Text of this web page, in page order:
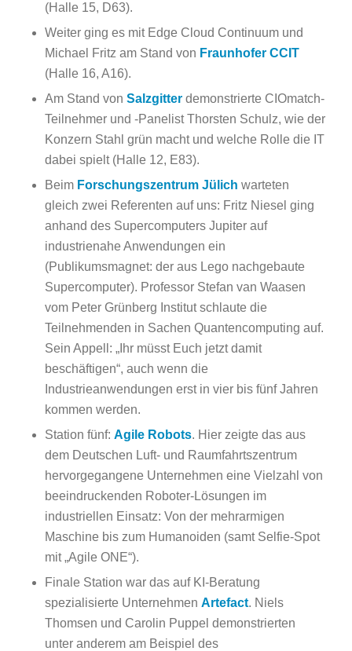
(Halle 15, D63).
Weiter ging es mit Edge Cloud Continuum und
Michael Fritz am Stand von Fraunhofer CCIT
(Halle 16, A16).
Am Stand von Salzgitterdemonstrierte CIOmatch-
Teilnehmer und -Panelist Thorsten Schulz, wie der
Konzern Stahl grün macht und welche Rolle die IT
dabei spielt (Halle 12, E83).
Beim Forschungszentrum Jülich warteten
gleich zwei Referenten auf uns: Fritz Niesel ging
anhand des Supercomputers Jupiter auf
industrienahe Anwendungen ein
(Publikumsmagnet: der aus Lego nachgebaute
Supercomputer). Professor Stefan van Waasen
vom Peter Grünberg Institut schlaute die
Teilnehmenden in Sachen Quantencomputing auf.
Sein Appell: „Ihr müsst Euch jetzt damit
beschäftigen“, auch wenn die
Industrieanwendungen erst in vier bis fünf Jahren
kommen werden.
Station fünf: Agile Robots. Hier zeigte das aus
dem Deutschen Luft- und Raumfahrtszentrum
hervorgegangene Unternehmen eine Vielzahl von
beeindruckenden Roboter-Lösungen im
industriellen Einsatz: Von der mehrarmigen
Maschine bis zum Humanoiden (samt Selfie-Spot
mit „Agile ONE“).
Finale Station war das auf KI-Beratung
spezialisierte Unternehmen Artefact. Niels
Thomsen und Carolin Puppel demonstrierten
unter anderem am Beispiel des